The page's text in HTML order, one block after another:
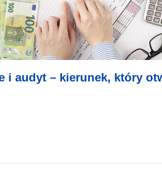
i audyt – kierunek, który